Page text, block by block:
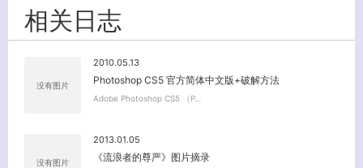
相关日志
没有图片
2010.05.13
Photoshop CS5 官方简体中文版+破解方法
Adobe Photoshop CS5 （P…
没有图片
2013.01.05
《流浪者的尊严》图片摘录